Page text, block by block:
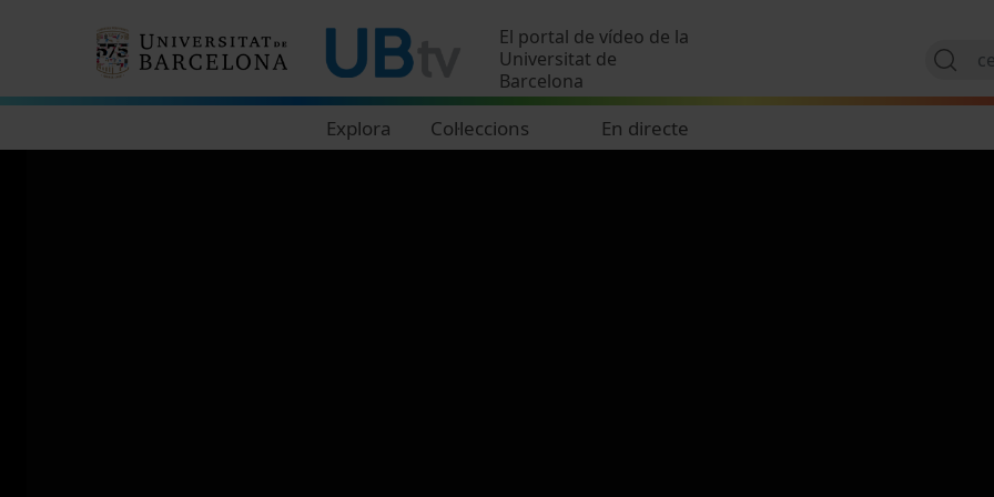
El portal de vídeo de la
Universitat de
Barcelona
Explora Col·leccions En directe